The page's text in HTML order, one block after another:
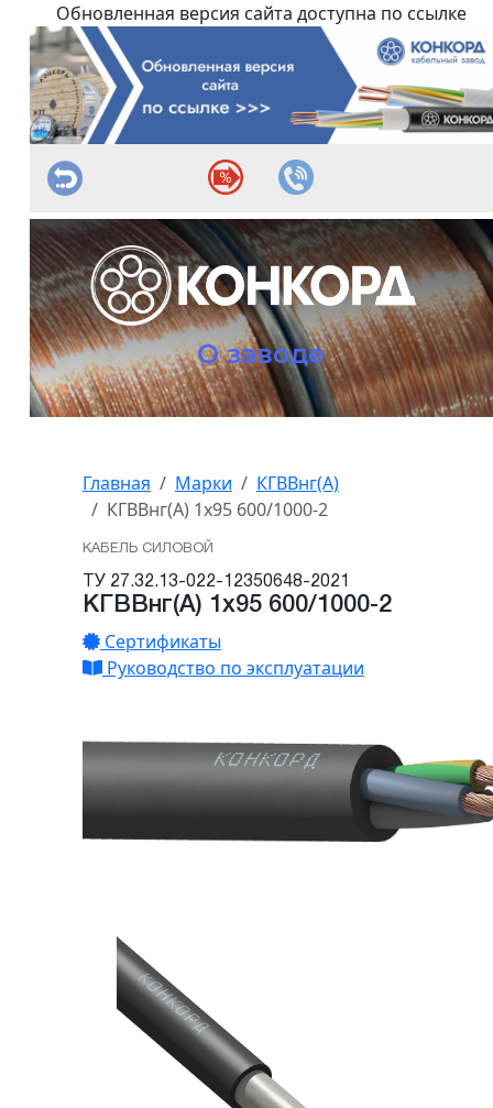
Обновленная версия сайта доступна по ссылке
О заводе
Главная Марки
КГВВнг(А)
КГВВнг(А) 1х95 600/1000-2
КАБЕЛЬ СИЛОВОЙ
ТУ 27.32.13-022-12350648-2021
КГВВнг(А) 1х95 600/1000-2
Сертификаты
Руководство по эксплуатации